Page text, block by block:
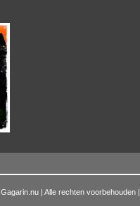
Gagarin.nu | Alle rechten voorbehouden |